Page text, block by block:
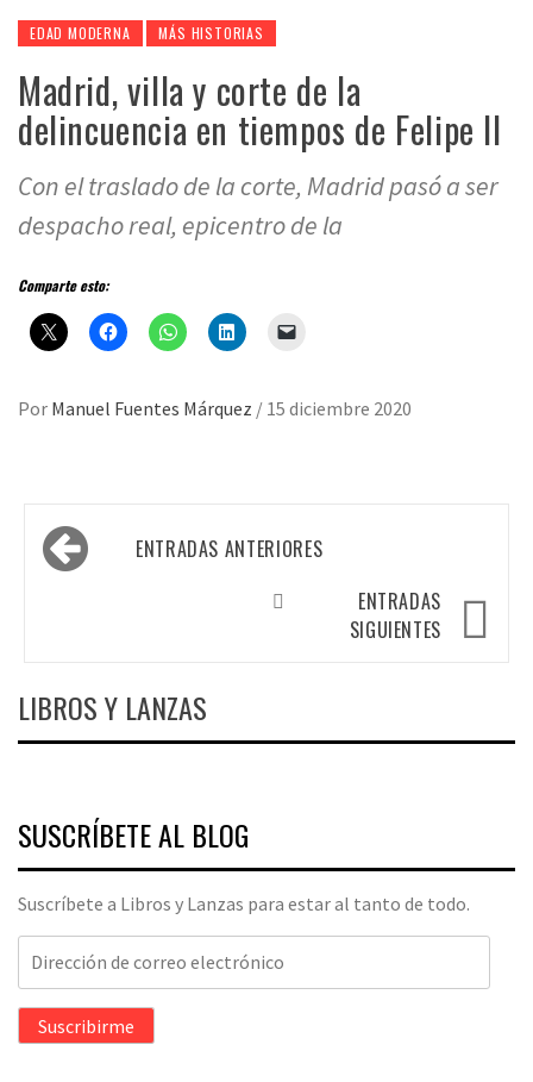
EDAD MODERNA MÁS HISTORIAS
Madrid, villa y corte de la
delincuencia en tiempos de Felipe II
Con el traslado de la corte, Madrid pasó a ser
despacho real, epicentro de la
Comparte esto:
Por Manuel Fuentes Márquez / 15 diciembre 2020
Navegación
de
ENTRADAS ANTERIORES
ENTRADAS
SIGUIENTES
LIBROS Y LANZAS
SUSCRÍBETE AL BLOG
Suscríbete a Libros y Lanzas para estar al tanto de todo.
Dirección
correo
electrónico
Suscribirme